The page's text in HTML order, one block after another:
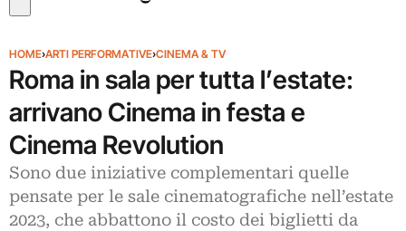
HOME›ARTI PERFORMATIVE›CINEMA & TV
Roma in sala per tutta l’estate:
arrivano Cinema in festa e
Cinema Revolution
Sono due iniziative complementari quelle
pensate per le sale cinematografiche nell’estate
2023, che abbattono il costo dei biglietti da